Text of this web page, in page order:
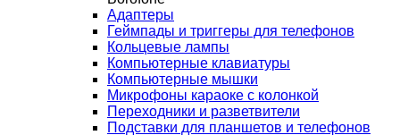
Адаптеры
Геймпады и триггеры для телефонов
Кольцевые лампы
Компьютерные клавиатуры
Компьютерные мышки
Микрофоны караоке с колонкой
Переходники и разветвители
Подставки для планшетов и телефонов